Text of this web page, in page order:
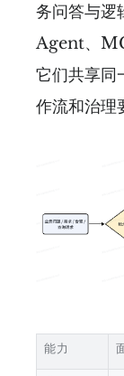
务问答与逻
Agent、
它们共享同
作流和治理
能力